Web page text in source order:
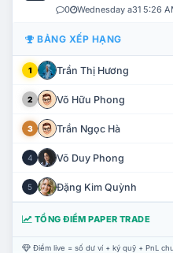
0 Wednesday a31 5:26
BẢNG XẾP HẠNG
1 Trần Thị Hương
2 Võ Hữu Phong
3 Trần Ngọc Hà
4 Võ Duy Phong
5 Đặng Kim Quỳnh
TỔNG ĐIỂM PAPER TRADE
Điểm live = số dư ví + ký quỹ + PnL